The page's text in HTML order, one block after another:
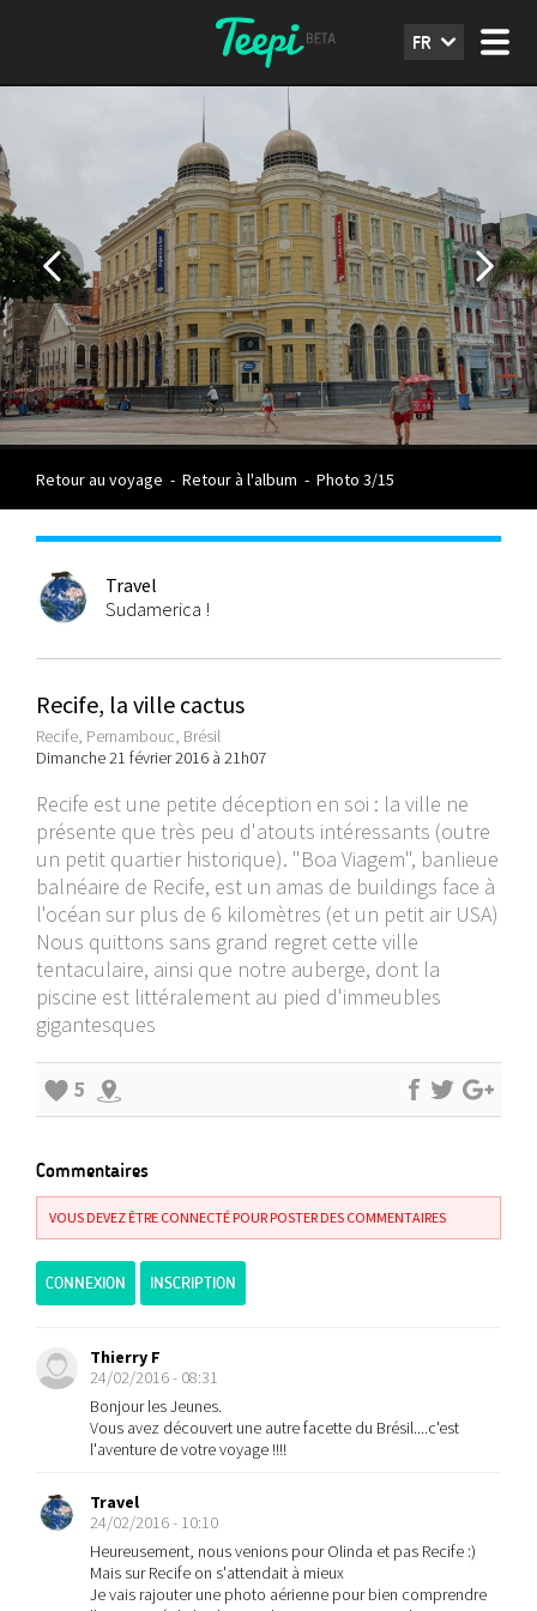
FR
Retour au voyage - Retour à l'album - Photo 3/15
Travel
Sudamerica !
Recife, la ville cactus
Recife, Pernambouc, Brésil
Dimanche 21 février 2016 à 21h07
Recife est une petite déception en soi : la ville ne
présente que très peu d'atouts intéressants (outre
un petit quartier historique). "Boa Viagem", banlieue
balnéaire de Recife, est un amas de buildings face à
l'océan sur plus de 6 kilomètres (et un petit air USA)
Nous quittons sans grand regret cette ville
tentaculaire, ainsi que notre auberge, dont la
piscine est littéralement au pied d'immeubles
gigantesques
5
Commentaires
VOUS DEVEZ ÊTRE CONNECTÉ POUR POSTER DES COMMENTAIRES
CONNEXION INSCRIPTION
Thierry F
24/02/2016 - 08:31
Bonjour les Jeunes.
Vous avez découvert une autre facette du Brésil....c'est
l'aventure de votre voyage !!!!
Travel
24/02/2016 - 10:10
Heureusement, nous venions pour Olinda et pas Recife :)
Mais sur Recife on s'attendait à mieux
Je vais rajouter une photo aérienne pour bien comprendre